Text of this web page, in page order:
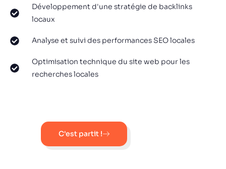
Développement d'une stratégie de backlinks
locaux
Analyse et suivi des performances SEO locales
Optimisation technique du site web pour les
recherches locales
C'est partit !